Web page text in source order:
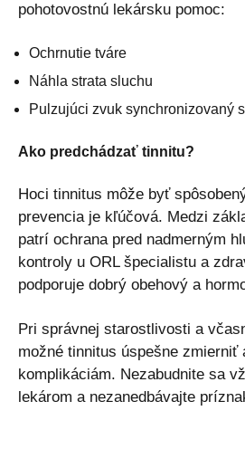
pohotovostnú lekársku pomoc:
Ochrnutie tváre
Náhla strata sluchu
Pulzujúci zvuk synchronizovaný
Ako predchádzať tinnitu?
Hoci tinnitus môže byť
prevencia je kľúčová. Medzi
patrí ochrana pred nadmerným
kontroly u ORL špecialistu a
podporuje dobrý obehový a
Pri správnej starostlivosti a
možné tinnitus úspešne
komplikáciám. Nezabudnite sa
lekárom a nezanedbávajte